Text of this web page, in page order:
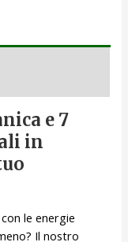
e 7
in
le energie
Il nostro